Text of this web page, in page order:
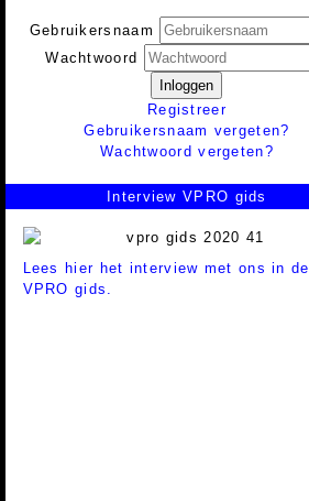
Gebruikersnaam
Wachtwoord
Inloggen
Registreer
Gebruikersnaam vergeten?
Wachtwoord vergeten?
Interview VPRO gids
Lees hier het interview met ons in de
VPRO gids.